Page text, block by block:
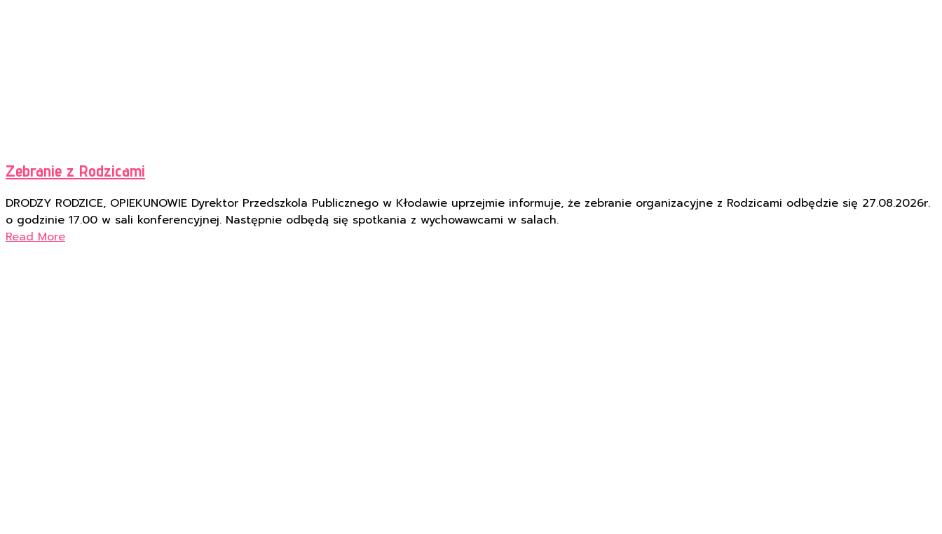
Zebranie z Rodzicami
DRODZY RODZICE, OPIEKUNOWIE Dyrektor Przedszkola Publicznego w Kłodawie uprzejmie informuje, że zebranie organizacyjne z Rodzicami odbędzie się 27.08.2026r.
o godzinie 17.00 w sali konferencyjnej. Następnie odbędą się spotkania z wychowawcami w salach.
Read More